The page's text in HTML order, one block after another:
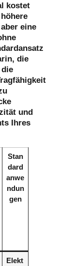
kostet
eine
die
und
Ihres
Stan
dard
anwe
ndun
gen
Elekt